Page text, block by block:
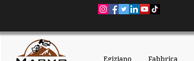
Egiziano Fabbrica